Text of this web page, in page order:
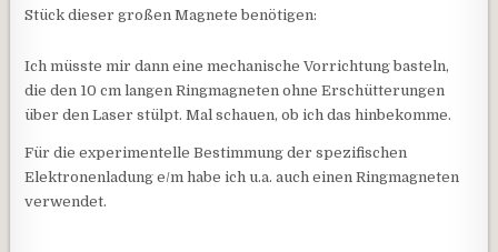
Stück dieser großen Magnete benötigen:
Ich müsste mir dann eine mechanische Vorrichtung basteln,
die den 10 cm langen Ringmagneten ohne Erschütterungen
über den Laser stülpt. Mal schauen, ob ich das hinbekomme.
Für die experimentelle Bestimmung der spezifischen
Elektronenladung e/m habe ich u.a. auch einen Ringmagneten
verwendet.